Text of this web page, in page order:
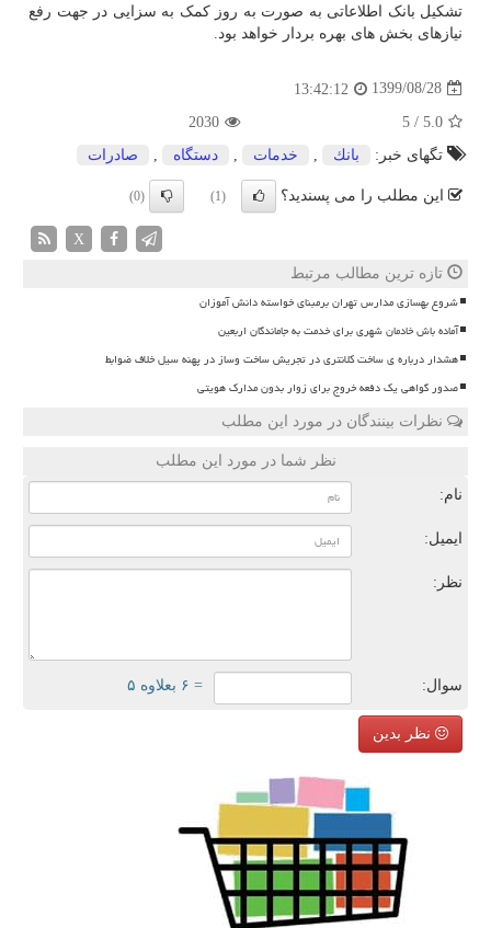
تشکیل بانک اطلاعاتی به صورت به روز کمک به سزایی در جهت رفع
نیازهای بخش های بهره بردار خواهد بود.
1399/08/28
13:42:12
5.0
/
5
2030
تگهای خبر:
بانك خدمات دستگاه صادرات
این مطلب را می پسندید؟ (1)
(0)
X
تازه ترین مطالب مرتبط
شروع بهسازی مدارس تهران برمبنای خواسته دانش آموزان
آماده باش خادمان شهری برای خدمت به جاماندگان اربعین
هشدار درباره ی ساخت کلانتری در تجریش ساخت وساز در پهنه سیل خلاف ضوابط
صدور گواهی یک دفعه خروج برای زوار بدون مدارک هویتی
نظرات بینندگان در مورد این مطلب
نظر شما در مورد این مطلب
نام:
ایمیل:
نظر:
سوال: = ۶ بعلاوه ۵
نظر بدین